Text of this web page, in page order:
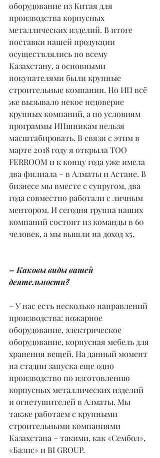
оборудование из Китая для
производства корпусных
металлических изделий. В итоге
поставки нашей продукции
осуществлялись по всему
Казахстану, а основными
покупателями были крупные
строительные компании. Но ИП всё
же вызывало некое недоверие
крупных компаний, а по условиям
программы ИПшникам нельзя
масштабировать. В связи с этим в
марте 2018 году я открыла ТОО
FERROOM и к концу года уже имела
два филиала – в Алматы и Астане. В
бизнесе мы вместе с супругом, два
года совместно работали с личным
ментором. И сегодня группа наших
компаний состоит из команды в 60
человек, а мы вышли на доход х5.
– Каковы виды вашей
деятельности?
– У нас есть несколько направлений
производства: пожарное
оборудование, электрическое
оборудование, корпусная мебель для
хранения вещей. На данный момент
на стадии запуска еще одно
производство по изготовлению
корпусных металлических изделий
и огнетушителей в Алматы. Мы
также работаем с крупными
строительными компаниями
Казахстана – такими, как «Сембол»,
«Базис» и BI GROUP.